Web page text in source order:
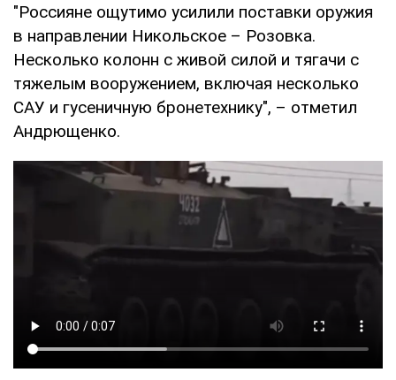
"Россияне ощутимо усилили поставки оружия
в направлении Никольское – Розовка.
Несколько колонн с живой силой и тягачи с
тяжелым вооружением, включая несколько
САУ и гусеничную бронетехнику", – отметил
Андрющенко.